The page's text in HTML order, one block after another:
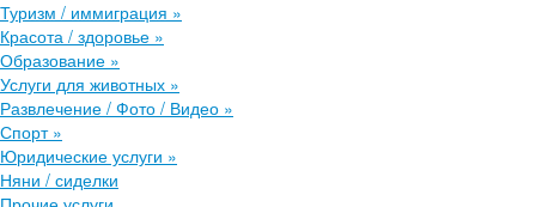
Туризм / иммиграция »
Красота / здоровье »
Образование »
Услуги для животных »
Развлечение / Фото / Видео »
Спорт»
Юридические услуги »
Няни / сиделки